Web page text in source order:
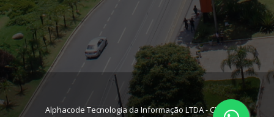
Alphacode Tecnologia da Informação LTDA - CNPJ: